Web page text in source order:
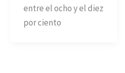
entre el ocho y el diez
por ciento